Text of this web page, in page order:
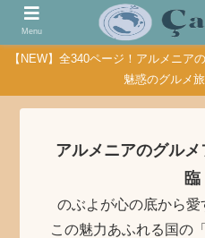
【NEW】全340ページ！アルメニア
魅惑のグルメ
アルメニアのグル
臨
のぶよが心の底から愛
この魅力あふれる国の
Menu